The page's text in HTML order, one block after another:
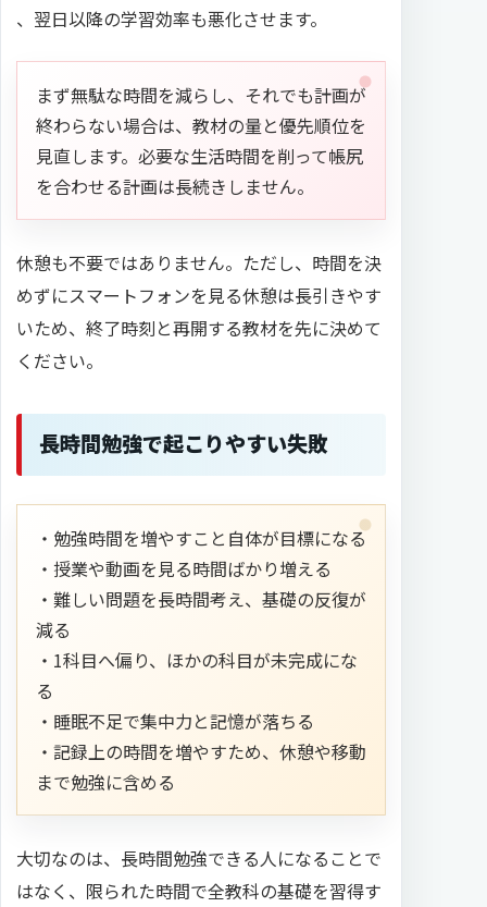
、翌日以降の学習効率も悪化させます。
まず無駄な時間を減らし、それでも計画が
終わらない場合は、教材の量と優先順位を
見直します。必要な生活時間を削って帳尻
を合わせる計画は長続きしません。
休憩も不要ではありません。ただし、時間を決
めずにスマートフォンを見る休憩は長引きやす
いため、終了時刻と再開する教材を先に決めて
ください。
長時間勉強で起こりやすい失敗
・勉強時間を増やすこと自体が目標になる
・授業や動画を見る時間ばかり増える
・難しい問題を長時間考え、基礎の反復が
減る
・1科目へ偏り、ほかの科目が未完成にな
る
・睡眠不足で集中力と記憶が落ちる
・記録上の時間を増やすため、休憩や移動
まで勉強に含める
大切なのは、長時間勉強できる人になることで
はなく、限られた時間で全教科の基礎を習得す